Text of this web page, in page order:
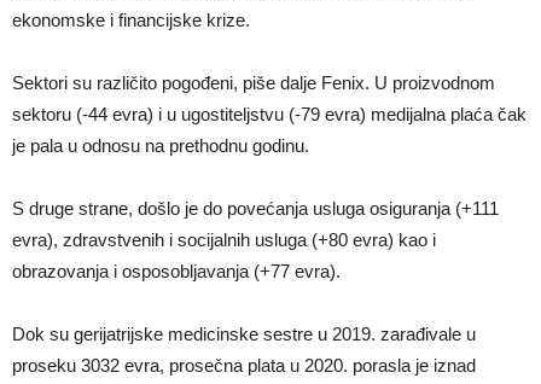
ekonomske i financijske krize.
Sektori su različito pogođeni, piše dalje Fenix. U proizvodnom
sektoru (-44 evra) i u ugostiteljstvu (-79 evra) medijalna plaća čak
je pala u odnosu na prethodnu godinu.
S druge strane, došlo je do povećanja usluga osiguranja (+111
evra), zdravstvenih i socijalnih usluga (+80 evra) kao i
obrazovanja i osposobljavanja (+77 evra).
Dok su gerijatrijske medicinske sestre u 2019. zarađivale u
proseku 3032 evra, prosečna plata u 2020. porasla je iznad